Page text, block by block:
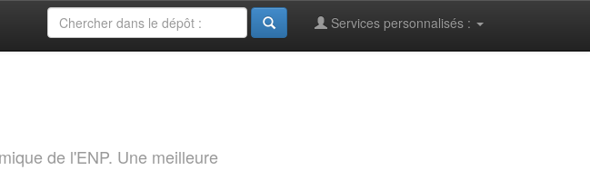
Services personnalisés :
de l'ENP. Une meilleure